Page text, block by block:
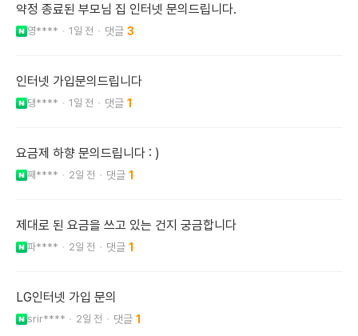
약정 종료된 부모님 집 인터넷 문의드립니다.
영**** 1일 전 3
인터넷 가입문의드립니다
댕**** 1일 전 1
요금제 하향 문의드립니다 : )
째**** 2일 전 1
제대로 된 요금을 쓰고 있는 건지 궁금합니다
파**** 2일 전 1
LG인터넷 가입 문의
srir**** 2일 전 1